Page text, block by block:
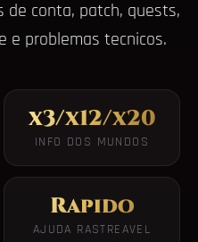
de conta, patch, quests,
e problemas tecnicos.
x3/x12/x20
INFO DOS MUNDOS
Rapido
AJUDA RASTREAVEL